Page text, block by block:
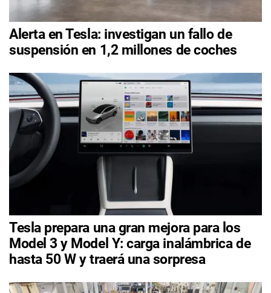
Alerta en Tesla: investigan un fallo de
suspensión en 1,2 millones de coches
Tesla prepara una gran mejora para los
Model 3 y Model Y: carga inalámbrica de
hasta 50 W y traerá una sorpresa